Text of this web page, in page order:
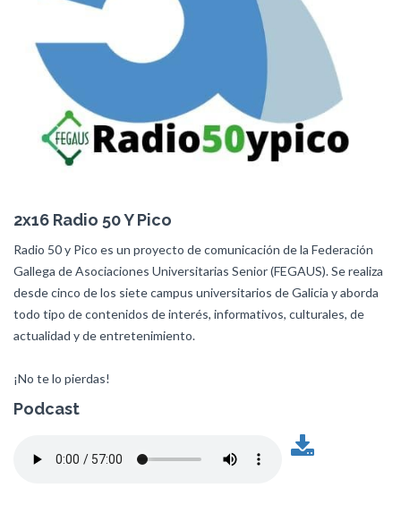
2x16 Radio 50 Y Pico
Radio 50 y Pico es un proyecto de comunicación de la Federación
Gallega de Asociaciones Universitarias Senior (FEGAUS). Se realiza
desde cinco de los siete campus universitarios de Galicia y aborda
todo tipo de contenidos de interés, informativos, culturales, de
actualidad y de entretenimiento.
¡No te lo pierdas!
Podcast